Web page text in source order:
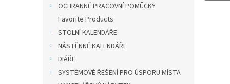
OCHRANNÉ PRACOVNÍ POMŮCKY
Favorite Products
STOLNÍ KALENDÁŘE
NÁSTĚNNÉ KALENDÁŘE
DIÁŘE
SYSTÉMOVÉ ŘEŠENÍ PRO ÚSPORU MÍSTA